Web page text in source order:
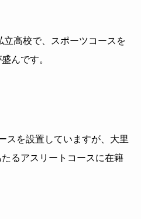
立高校で、スポーツコースを
んです。
スを設置していますが、大里
るアスリートコースに在籍